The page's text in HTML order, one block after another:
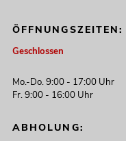
ÖFFNUNGSZEITEN:
Geschlossen
Mo.-Do. 9:00 - 17:00 Uhr
Fr. 9:00 - 16:00 Uhr
ABHOLUNG: